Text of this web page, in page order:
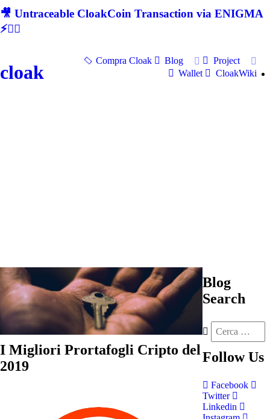
🎥 Untraceable CloakCoin Transaction via ENIGMA
⚡🕵‍♂
cloak
Compra Cloak Blog
Project
Wallet
CloakWiki
I Migliori Prortafogli Cripto del
2019
Blog
Search
Follow Us
Facebook
Twitter
Linkedin